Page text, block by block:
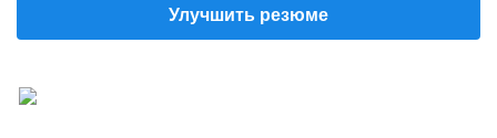
Улучшить резюме